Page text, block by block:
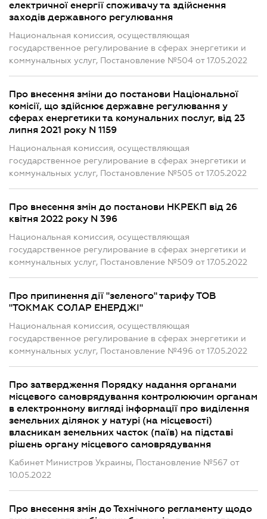
електричної енергії споживачу та здійснення
заходів державного регулювання
Национальная комиссия, осуществляющая
государственное регулирование в сферах энергетики и
коммунальных услуг, Постановление №504 от 17.05.2022
Про внесення зміни до постанови Національної
комісії, що здійснює державне регулювання у
сферах енергетики та комунальних послуг, від 23
липня 2021 року N 1159
Национальная комиссия, осуществляющая
государственное регулирование в сферах энергетики и
коммунальных услуг, Постановление №505 от 17.05.2022
Про внесення змін до постанови НКРЕКП від 26
квітня 2022 року N 396
Национальная комиссия, осуществляющая
государственное регулирование в сферах энергетики и
коммунальных услуг, Постановление №509 от 17.05.2022
Про припинення дії "зеленого" тарифу ТОВ
"ТОКМАК СОЛАР ЕНЕРДЖІ"
Национальная комиссия, осуществляющая
государственное регулирование в сферах энергетики и
коммунальных услуг, Постановление №496 от 17.05.2022
Про затвердження Порядку надання органами
місцевого самоврядування контролюючим органам
в електронному вигляді інформації про виділення
земельних ділянок у натурі (на місцевості)
власникам земельних часток (паїв) на підставі
рішень органу місцевого самоврядування
Кабинет Министров Украины, Постановление №567 от
10.05.2022
Про внесення змін до Технічного регламенту щодо